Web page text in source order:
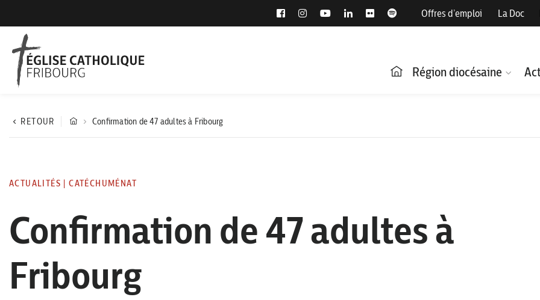
Offres d’emploi La Doc
Région diocésaine
RETOUR Confirmation de 47 adultes à Fribourg
ACTUALITÉS |CATÉCHUMÉNAT
Confirmation de 47 adultes à
Fribourg